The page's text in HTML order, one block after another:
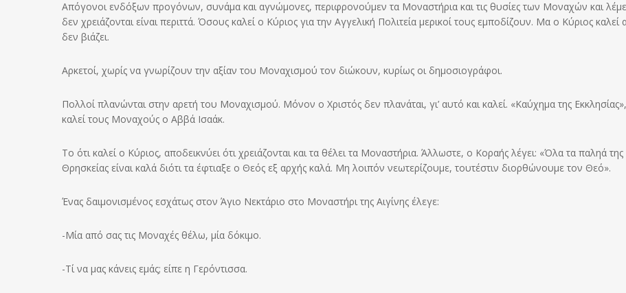
Απόγονοι ενδόξων προγόνων, συνάμα και αγνώμονες, περιφρονούμεν τα Μοναστήρια και τις θυσίες των Μοναχών και λέμε
δεν χρειάζονται είναι περιττά. Όσους καλεί ο Κύριος για την Αγγελική Πολιτεία μερικοί τους εμποδίζουν. Μα ο Κύ­ριος καλεί
δεν βιάζει.
Αρκετοί, χωρίς να γνωρίζουν την αξίαν του Μοναχισμού τον διώκουν, κυρίως οι δημοσιογράφοι.
Πολλοί πλανώνται στην αρετή του Μοναχισμού. Μόνον ο Χριστός δεν πλανάται, γι’ αυτό και καλεί. «Καύχημα της Εκκλησίας»,
καλεί τους Μοναχούς ο Αββά Ισαάκ.
Το ότι καλεί ο Κύριος, αποδεικνύει ότι χρειάζονται και τα θέλει τα Μοναστήρια. Άλλωστε, ο Κοραής λέγει: «Όλα τα παληά της
Θρησκείας είναι καλά διότι τα έφτιαξε ο Θεός εξ αρχής καλά. Μη λοιπόν νεωτερίζουμε, τουτέστιν διορθώνουμε τον Θεό».
Ένας δαιμονισμένος εσχάτως στον Άγιο Νεκτάριο στο Μοναστήρι της Αιγίνης έλεγε:
-Μία από σας τις Μοναχές θέλω, μία δόκιμο.
-Τί να μας κάνεις εμάς; είπε η Γερόντισσα.